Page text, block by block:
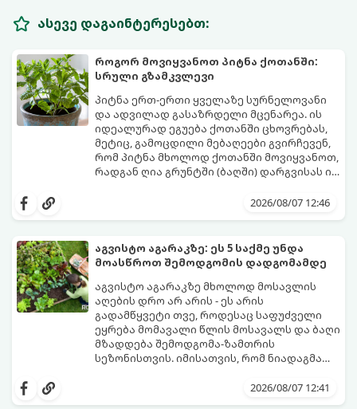
ასევე დაგაინტერესებთ:
როგორ მოვიყვანოთ პიტნა ქოთანში:
სრული გზამკვლევი
პიტნა ერთ-ერთი ყველაზე სურნელოვანი
და ადვილად გასაზრდელი მცენარეა. ის
იდეალურად ეგუება ქოთანში ცხოვრებას,
მეტიც, გამოცდილი მებაღეები გვირჩევენ,
რომ პიტნა მხოლოდ ქოთანში მოვიყვანოთ,
რადგან ღია გრუნტში (ბაღში) დარგვისას ის
და სხვა მცენარეებს ავიწროებს.
გაგახარებთ ნორჩი, არომატული2026/08/07 12:46
აგვისტო აგარაკზე: ეს 5 საქმე უნდა
მოასწროთ შემოდგომის დადგომამდე
აგვისტო აგარაკზე მხოლოდ მოსავლის
აღების დრო არ არის - ეს არის
გადამწყვეტი თვე, როდესაც საფუძველი
ეყრება მომავალი წლის მოსავალს და ბაღი
მზადდება შემოდგომა-ზამთრის
სეზონისთვის. იმისათვის, რომ ნიადაგმა
ზამთარს გაუძლონ, აგვისტოს ბოლომდე 5
2026/08/07 12:41